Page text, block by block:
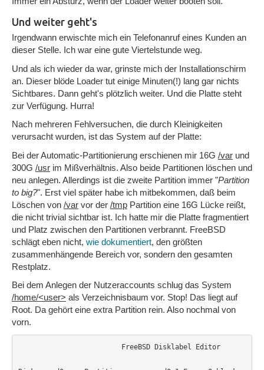
Und weiter geht's
Irgendwann erwischte mich ein Telefonanruf eines Kunden an
dieser Stelle. Ich war eine gute Viertelstunde weg.
Und als ich wieder da war, grinste mich der Installationschirm
an. Dieser blöde Loader tut einige Minuten(!) lang gar nichts
Sichtbares. Dann geht's plötzlich weiter. Und die Platte steht
zur Verfügung. Hurra!
Nach mehreren Fehlversuchen, die durch Kleinigkeiten
verursacht wurden, ist das System auf der Platte:
Bei der Automatic-Partitionierung erschienen mir 16G /var und
300G /usr im Mißverhältnis. Also beide Partitionen löschen und
neu anlegen. Allerdings ist die zweite Partition immer "Partition
to big?". Erst viel später habe ich mitbekommen, daß beim
Löschen von /var vor der /tmp Partition eine 16G Lücke reißt,
die nicht trivial sichtbar ist. Ich hatte mir die Platte fragmentiert
und Platz zwischen den Partitionen verbrannt. FreeBSD
schlägt eben nicht, wie dokumentiert, den größten
zusammenhängende Bereich vor, sondern den gesamten
Restplatz.
Bei dem Anlegen der Nutzeraccounts schlug das System
/home/<user> als Verzeichnisbaum vor. Stop! Das liegt auf
Root. Da gehört eine extra Partition rein. Also nochmal von
vorn.
FreeBSD Disklabel Editor